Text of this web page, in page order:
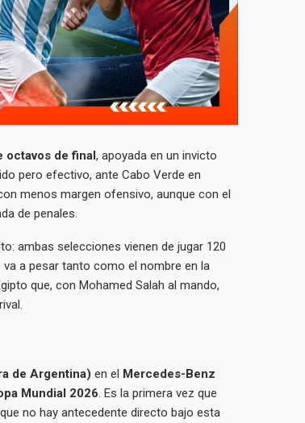
octavos de final, apoyada en un invicto
pero efectivo, ante Cabo Verde en
menos margen ofensivo, aunque con el
de penales.
ambas selecciones vienen de jugar 120
a pesar tanto como el nombre en la
que, con Mohamed Salah al mando,
de Argentina) en el Mercedes-Benz
Mundial 2026. Es la primera vez que
no hay antecedente directo bajo esta